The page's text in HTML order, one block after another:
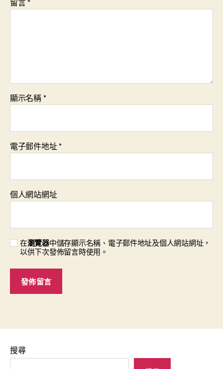
舒
家
心〉
顯示名稱*
電子郵件地址*
個人網站網址
在瀏覽器中儲存顯示名稱、電子郵件地址及個人網站網址，
以供下次發佈留言時使用。
搜尋